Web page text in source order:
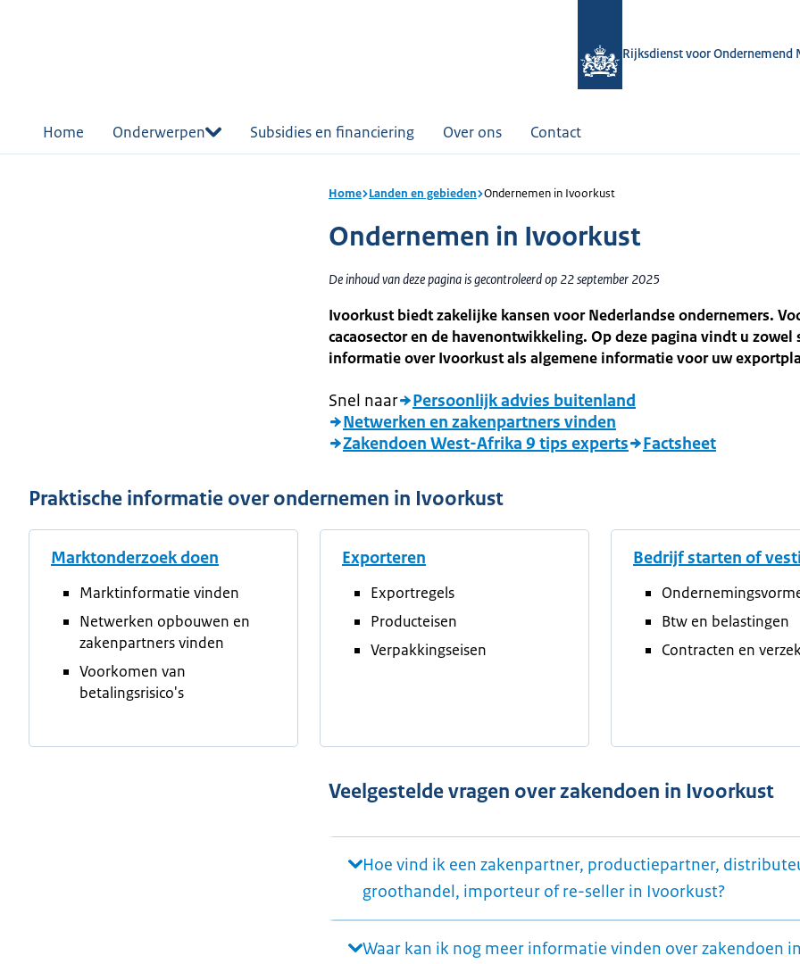
Rijksdienst voor Ondernemend
Home Onderwerpen Subsidies en financiering Over ons Contact
Home Landen en gebieden Ondernemen in Ivoorkust
Ondernemen in Ivoorkust
De inhoud van deze pagina is gecontroleerd op 22 september 2025
Ivoorkust biedt zakelijke kansen voor Nederlandse ondernemers.
cacaosector en de havenontwikkeling. Op deze pagina vindt u zowel
informatie over Ivoorkust als algemene informatie voor uw
Snel naar
Persoonlijk advies buitenland
Netwerken en zakenpartners vinden
Zakendoen West-Afrika 9 tips experts
Factsheet
Praktische informatie over ondernemen in Ivoorkust
Marktonderzoek doen
Marktinformatie vinden
Netwerken opbouwen en
zakenpartners vinden
Voorkomen van
betalingsrisico's
Exporteren
Exportregels
Producteisen
Verpakkingseisen
Bedrijf starten of
Btw en belastingen
Contracten en
Veelgestelde vragen over zakendoen in Ivoorkust
Hoe vind ik een zakenpartner, productiepartner,
groothandel, importeur of re-seller in Ivoorkust?
Waar kan ik nog meer informatie vinden over zakendoen in